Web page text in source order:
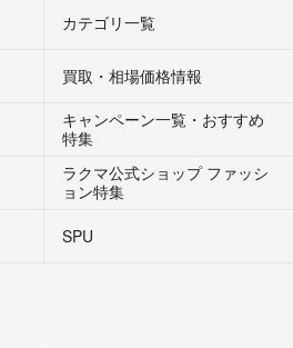
カテゴリ一覧
買取・相場価格情報
キャンペーン一覧・おすすめ
特集
ラクマ公式ショップ ファッシ
ョン特集
SPU